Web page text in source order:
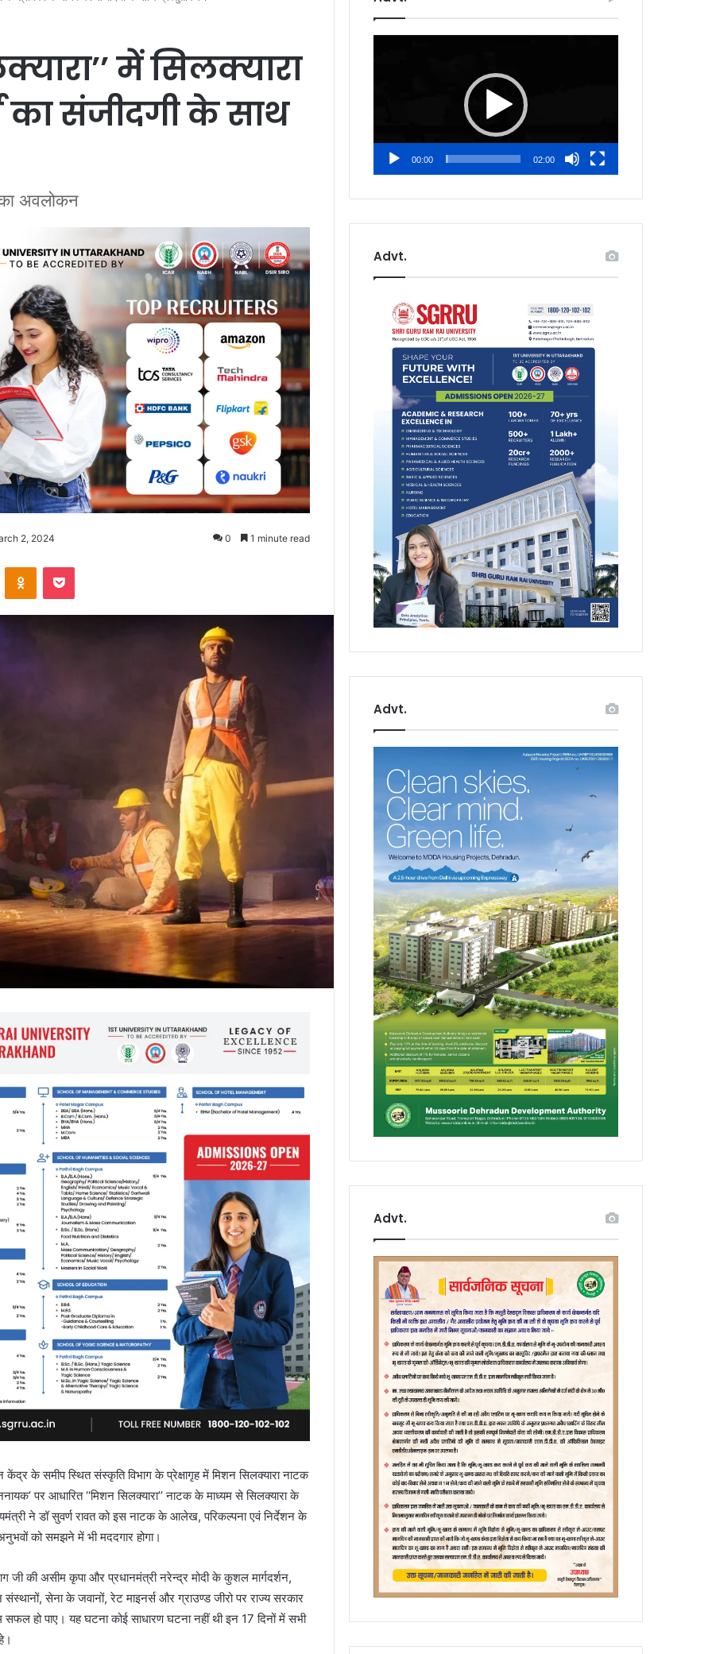
में सिलक्यारा
का संजीदगी के साथ
का अवलोकन
2, 2024 0 1 minute read
केंद्र के समीप स्थित संस्कृति विभाग के प्रेक्षागृह में मिशन सिलक्यारा नाटक
पर आधारित ‘‘मिशन सिलक्यारा’’ नाटक के माध्यम से सिलक्यारा के
ने डॉ सुवर्ण रावत को इस नाटक के आलेख, परिकल्पना एवं निर्देशन के
को समझने में भी मददगार होगा।
जी की असीम कृपा और प्रधानमंत्री नरेन्द्र मोदी के कुशल मार्गदर्शन,
सेना के जवानों, रेट माइनर्स और ग्राउण्ड जीरो पर राज्य सरकार
हो पाए। यह घटना कोई साधारण घटना नहीं थी इन 17 दिनों में सभी
00:00 02:00
Advt.
Advt.
Advt.